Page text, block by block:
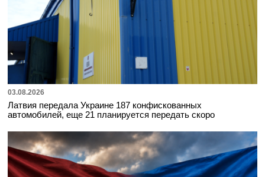
03.08.2026
Латвия передала Украине 187 конфискованных
автомобилей, еще 21 планируется передать скоро